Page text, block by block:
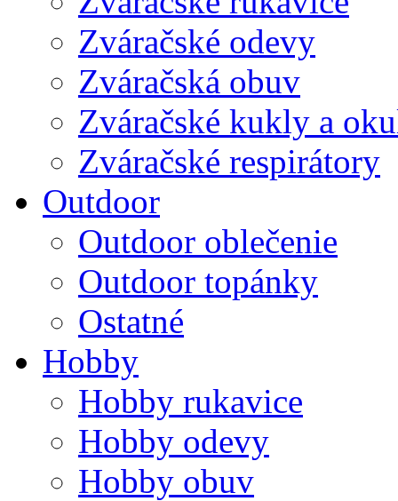
Zváračské odevy
Zváračská obuv
Zváračské kukly a
Zváračské respirátory
Outdoor
Outdoor oblečenie
Outdoor topánky
Ostatné
Hobby
Hobby rukavice
Hobby odevy
Hobby obuv